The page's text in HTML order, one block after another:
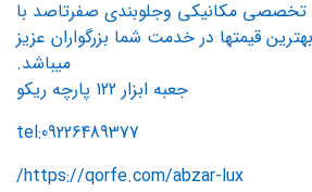
تخصصی مکانیکی وجلوبندی صفرتاصد با
بهترین قیمتها در خدمت شما بزرگواران عزیز
میباشد.
جعبه ابزار 122 پارچه ریکو
tel:09226489377
https://qorfe.com/abzar-lux/